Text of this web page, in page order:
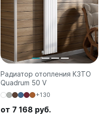
Радиатор отопления КЗТО
Quadrum 50 V
+130
от 7 168 руб.